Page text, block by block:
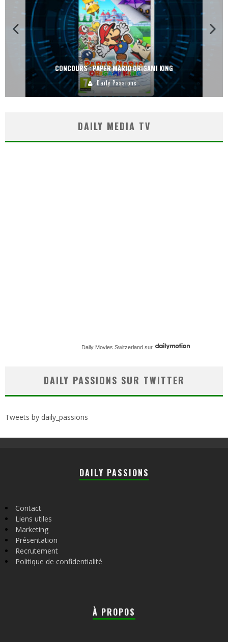
CONCOURS : DREAMS SUR PS4
Carlos Mühlig
DAILY MEDIA TV
Daily Movies Switzerland sur
DAILY PASSIONS SUR TWITTER
Tweets by daily_passions
DAILY PASSIONS
Contact
Liens utiles
Marketing
Présentation
Recrutement
Politique de confidentialité
À PROPOS